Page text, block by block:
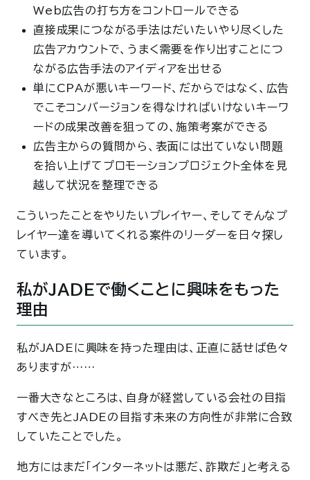
Web広告の打ち方をコントロールできる
直接成果につながる手法はだいたいやり尽くした
広告アカウントで、うまく需要を作り出すことにつ
ながる広告手法のアイディアを出せる
単にCPAが悪いキーワード、だからではなく、広告
でこそコンバージョンを得なければいけないキーワ
ードの成果改善を狙っての、施策考案ができる
広告主からの質問から、表面には出ていない問題
を拾い上げてプロモーションプロジェクト全体を見
越して状況を整理できる
こういったことをやりたいプレイヤー、そしてそんなプ
レイヤー達を導いてくれる案件のリーダーを日々探し
ています。
私がJADEで働くことに興味をもった
理由
私がJADEに興味を持った理由は、正直に話せば色々
ありますが……
一番大きなところは、自身が経営している会社の目指
すべき先とJADEの目指す未来の方向性が非常に合致
していたことでした。
地方にはまだ「インターネットは悪だ、詐欺だ」と考える